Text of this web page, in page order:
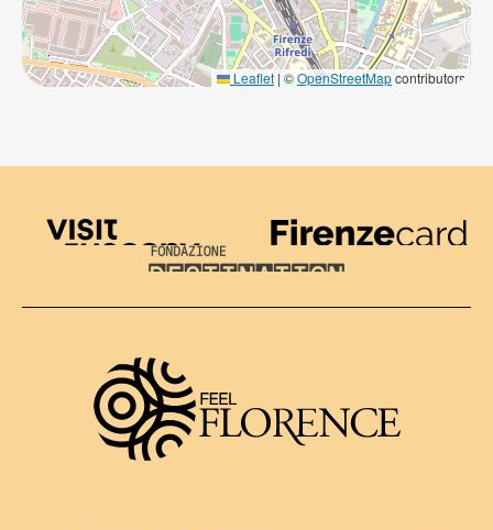
Leaflet |©OpenStreetMapcontributors
Visit Tuscany
Firenze Card
Destination Florence